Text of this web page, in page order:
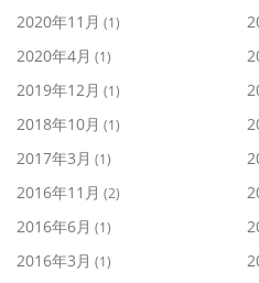
2020年11月 (1)
2020年4月 (1)
2019年12月 (1)
2018年10月 (1)
2017年3月 (1)
2016年11月 (2)
2016年6月 (1)
2016年3月 (1)